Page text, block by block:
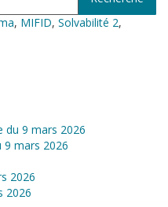
, MIFID, Solvabilité 2,
9 mars 2026
mars 2026
2026
2026